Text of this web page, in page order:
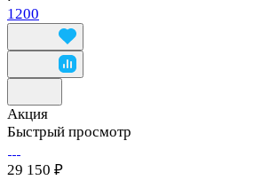
1200
Акция
Быстрый просмотр
29 150 ₽